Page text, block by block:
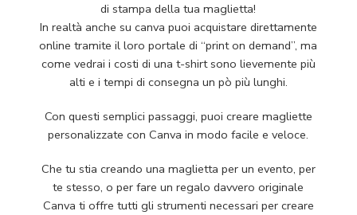
di stampa della tua maglietta!
In realtà anche su canva puoi acquistare direttamente
online tramite il loro portale di “print on demand”, ma
come vedrai i costi di una t-shirt sono lievemente più
alti e i tempi di consegna un pò più lunghi.
Con questi semplici passaggi, puoi creare magliette
personalizzate con Canva in modo facile e veloce.
Che tu stia creando una maglietta per un evento, per
te stesso, o per fare un regalo davvero originale
Canva ti offre tutti gli strumenti necessari per creare